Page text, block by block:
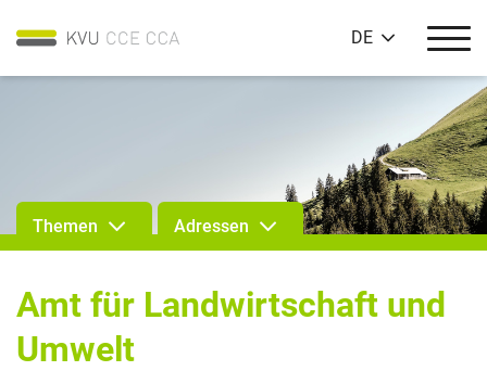
DE
Themen Adressen
Amt für Landwirtschaft und
Umwelt